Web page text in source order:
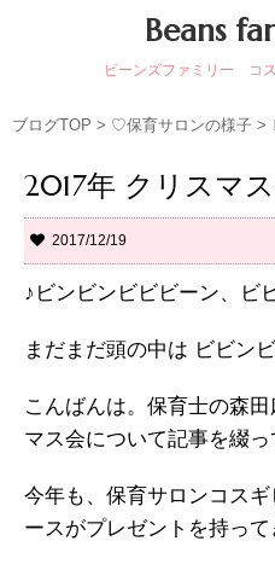
Beans
ビーンズファミリー コ
ブログTOP > ♡保育サロンの様子 >
2017年 クリスマス
2017/12/19
♪ビンビンビビビーン、ビ
まだまだ頭の中は ビビンビ
こんばんは。保育士の森
マス会について記事を綴っ
今年も、保育サロンコス
ースがプレゼントを持って